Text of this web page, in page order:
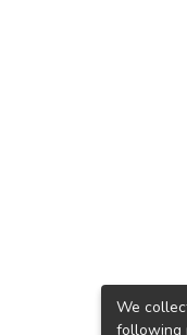
We
following